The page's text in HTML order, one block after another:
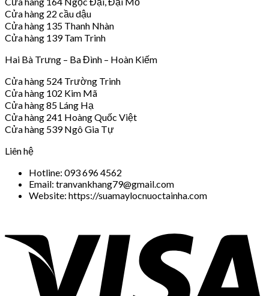
Cửa hàng 22 cầu dậu
Cửa hàng 135 Thanh Nhàn
Cửa hàng 139 Tam Trinh
Hai Bà Trưng – Ba Đình – Hoàn Kiếm
Cửa hàng 524 Trường Trinh
Cửa hàng 102 Kim Mã
Cửa hàng 85 Láng Hạ
Cửa hàng 241 Hoàng Quốc Việt
Cửa hàng 539 Ngô Gia Tự
Liên hệ
Hotline: 093 696 4562
Email: tranvankhang79@gmail.com
Website: https://suamaylocnuoctainha.com